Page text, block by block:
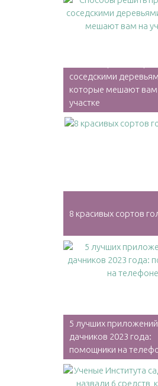
соседскими
которые мешают вам
участке
8 красивых сортов
5 лучших
дачников 2023 года:
помощники на